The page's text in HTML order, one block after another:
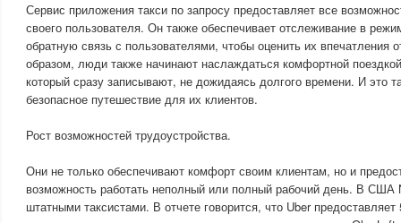
Сервис приложения такси по запросу предоставляет все
своего пользователя. Он также обеспечивает отслеживание в
обратную связь с пользователями, чтобы оценить их впечатления
образом, люди также начинают наслаждаться комфортной
который сразу записывают, не дожидаясь долгого времени. И это
безопасное путешествие для их клиентов.
Рост возможностей трудоустройства.
Они не только обеспечивают комфорт своим клиентам, но и
возможность работать неполный или полный рабочий день. В США
штатными таксистами. В отчете говорится, что Uber